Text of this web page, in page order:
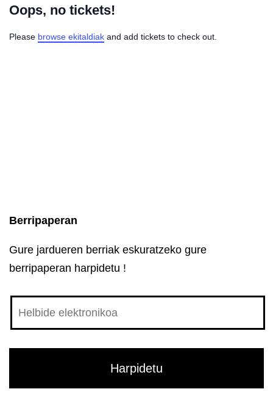
Oops, no tickets!
Please browse ekitaldiak and add tickets to check out.
Berripaperan
Gure jardueren berriak eskuratzeko gure
berripaperan harpidetu !